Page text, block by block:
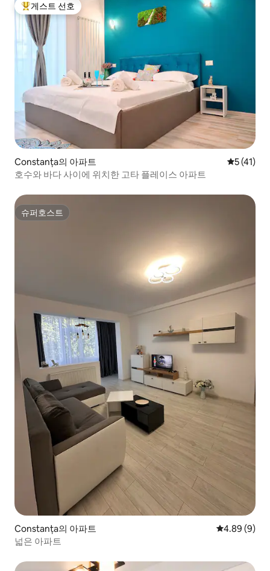
상위 게스트 선호
게스트 선호
Constanța의 아파트 평점 5점
5 (41)
호수와 바다 사이에 위치한 고타 플레이스 아파트
슈퍼호스트
슈퍼호스트
Constanța의 아파트 평점 4.89점
4.89 (9)
넓은 아파트